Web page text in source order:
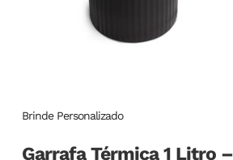
Brinde Personalizado
Garrafa Térmica 1 Litro